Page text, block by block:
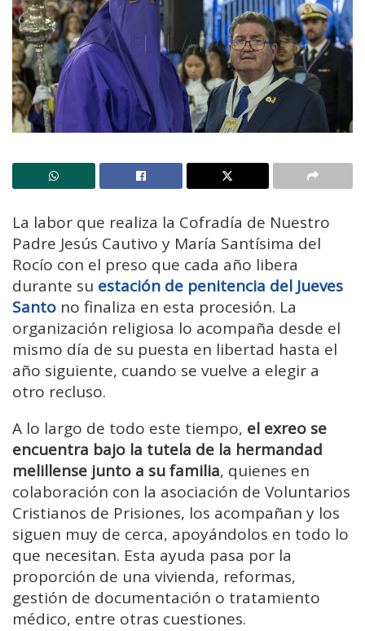
La labor que realiza la Cofradía de Nuestro
Padre Jesús Cautivo y María Santísima del
Rocío con el preso que cada año libera
durante su estación de penitencia del Jueves
Santo no finaliza en esta procesión. La
organización religiosa lo acompaña desde el
mismo día de su puesta en libertad hasta el
año siguiente, cuando se vuelve a elegir a
otro recluso.
A lo largo de todo este tiempo, el exreo se
encuentra bajo la tutela de la hermandad
melillense junto a su familia, quienes en
colaboración con la asociación de Voluntarios
Cristianos de Prisiones, los acompañan y los
siguen muy de cerca, apoyándolos en todo lo
que necesitan. Esta ayuda pasa por la
proporción de una vivienda, reformas,
gestión de documentación o tratamiento
médico, entre otras cuestiones.